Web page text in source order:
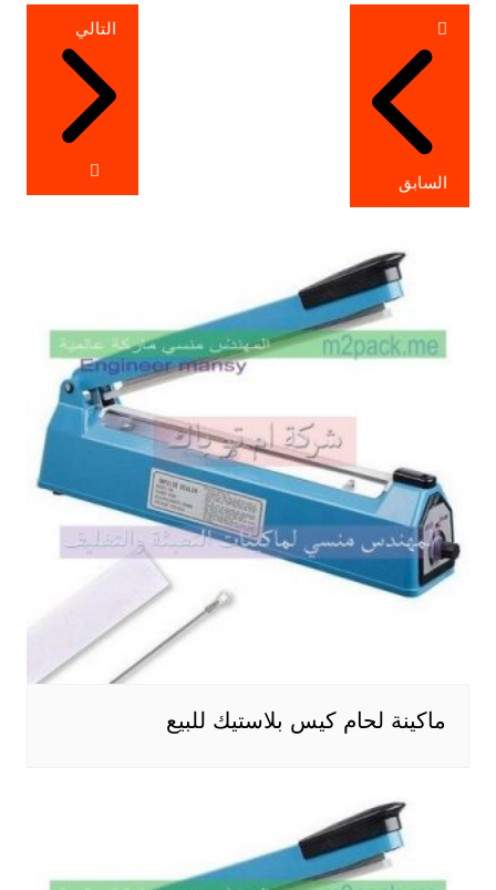
تصفّح
المقالات
السابق
التالي
ماكينة لحام كيس بلاستيك للبيع